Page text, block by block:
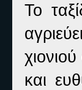
Το
και